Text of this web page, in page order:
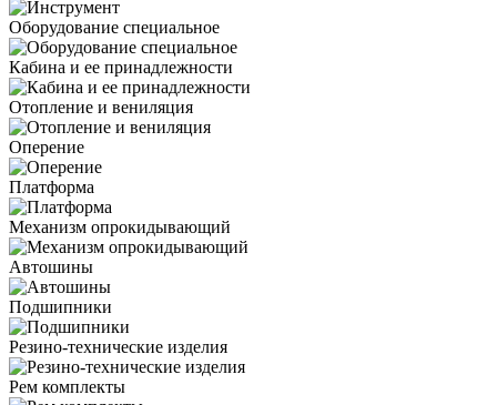
Оборудование специальное
Кабина и ее принадлежности
Отопление и вениляция
Оперение
Платформа
Механизм опрокидывающий
Автошины
Подшипники
Резино-технические изделия
Рем комплекты